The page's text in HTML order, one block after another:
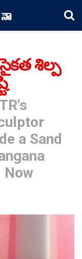
శిల్ప
a Sand
Now